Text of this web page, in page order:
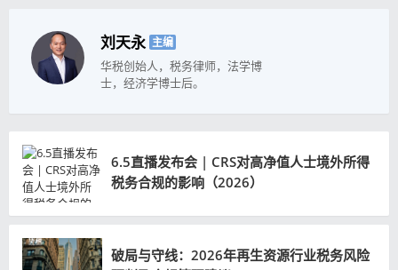
刘天永 主编
华税创始人，税务律师，法学博
士，经济学博士后。
6.5直播发布会 | CRS对高净值人士境外所得
税务合规的影响（2026）
破局与守线：2026年再生资源行业税务风险